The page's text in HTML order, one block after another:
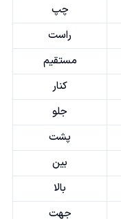
چپ
راست
مستقیم
کنار
جلو
پشت
بین
بالا
جهت